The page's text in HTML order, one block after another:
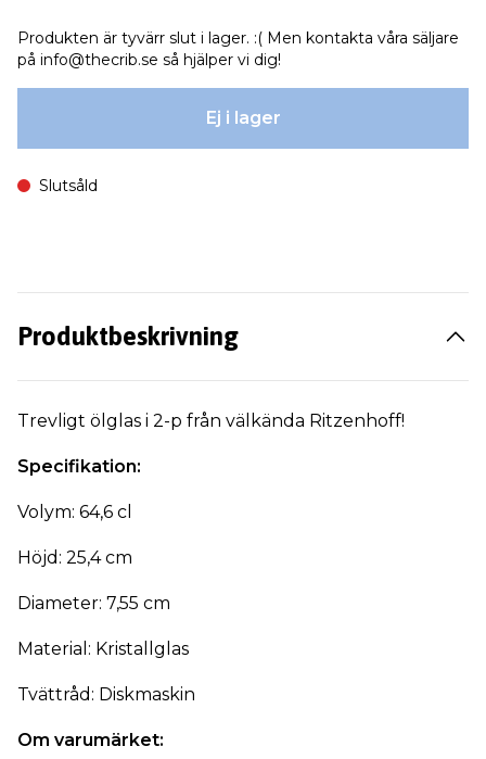
Produkten är tyvärr slut i lager. :( Men kontakta våra säljare
på info@thecrib.se så hjälper vi dig!
Ej i lager
Slutsåld
Produktbeskrivning
Trevligt ölglas i 2-p från välkända Ritzenhoff!
Specifikation:
Volym: 64,6 cl
Höjd: 25,4 cm
Diameter: 7,55 cm
Material: Kristallglas
Tvättråd: Diskmaskin
Om varumärket: